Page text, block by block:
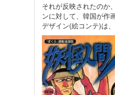
それが反映されたのか
ンに対して、韓国が作
デザイン(絵コンテ)は